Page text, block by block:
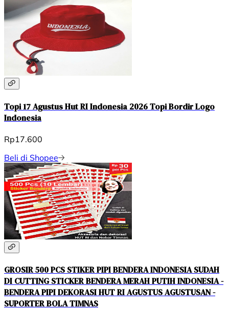
Topi 17 Agustus Hut RI Indonesia 2026 Topi Bordir Logo
Indonesia
Rp17.600
Beli di Shopee
GROSIR 500 PCS STIKER PIPI BENDERA INDONESIA SUDAH
DI CUTTING STICKER BENDERA MERAH PUTIH INDONESIA -
BENDERA PIPI DEKORASI HUT RI AGUSTUS AGUSTUSAN -
SUPORTER BOLA TIMNAS